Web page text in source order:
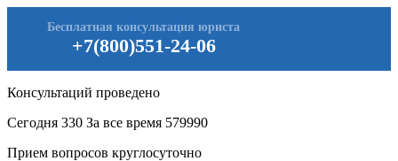
+7(800)551-24-06
Бесплатная консультация юриста
Консультаций проведено
Сегодня 330 За все время 579990
Прием вопросов круглосуточно